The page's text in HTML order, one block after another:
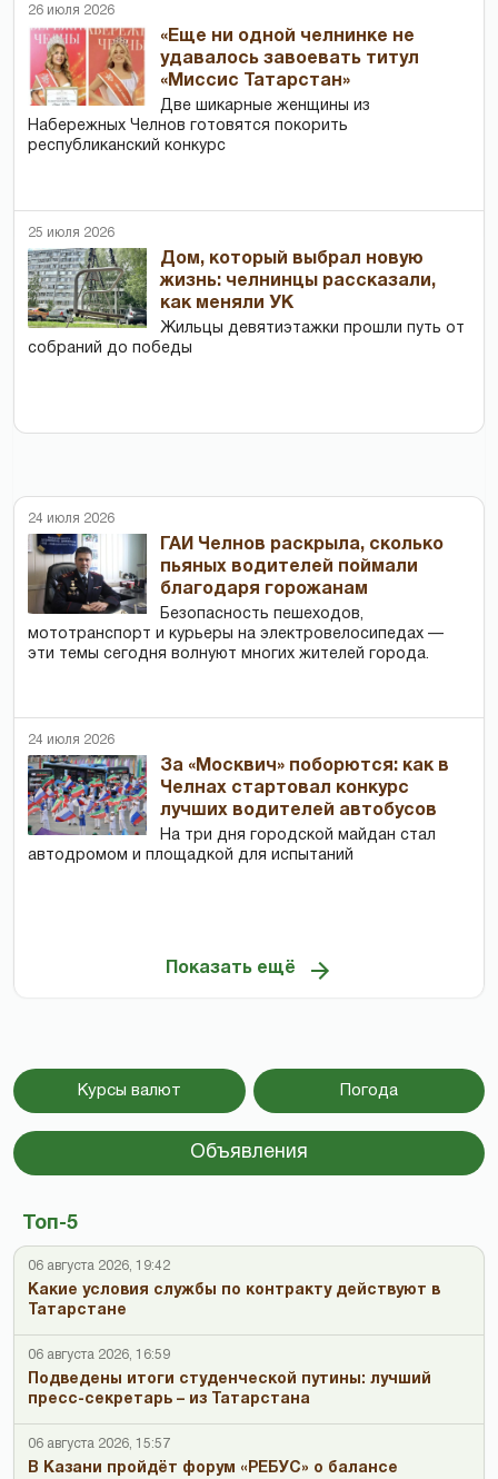
26 июля 2026
«Еще ни одной челнинке не
удавалось завоевать титул
«Миссис Татарстан»
Две шикарные женщины из
Набережных Челнов готовятся покорить
республиканский конкурс
25 июля 2026
Дом, который выбрал новую
жизнь: челнинцы рассказали,
как меняли УК
Жильцы девятиэтажки прошли путь от
собраний до победы
24 июля 2026
ГАИ Челнов раскрыла, сколько
пьяных водителей поймали
благодаря горожанам
Безопасность пешеходов,
мототранспорт и курьеры на электровелосипедах —
эти темы сегодня волнуют многих жителей города.
24 июля 2026
За «Москвич» поборются: как в
Челнах стартовал конкурс
лучших водителей автобусов
На три дня городской майдан стал
автодромом и площадкой для испытаний
Показать ещё
Курсы валют Погода
Объявления
Топ-5
06 августа 2026, 19:42
Какие условия службы по контракту действуют в
Татарстане
06 августа 2026, 16:59
Подведены итоги студенческой путины: лучший
пресс-секретарь – из Татарстана
06 августа 2026, 15:57
В Казани пройдёт форум «РЕБУС» о балансе